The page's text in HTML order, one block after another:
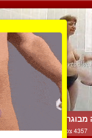
ובחור מבלים ב...
4357 צפיות | 1 המלצות